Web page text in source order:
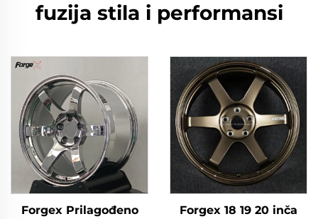
fuzija stila i performansi
Forgex Prilagođeno Forgex 18 19 20 inča